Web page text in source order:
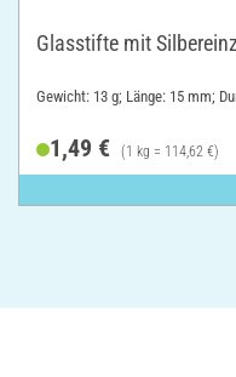
Glasstifte mit
Gewicht: 13 g; Länge: 15 mm;
1,49 € (1 kg = 114,62 €)